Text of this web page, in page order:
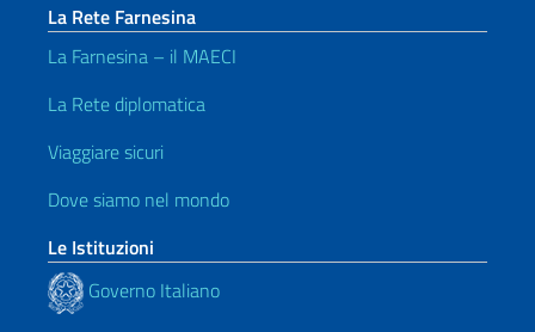
La Rete Farnesina
La Farnesina – il MAECI
La Rete diplomatica
Viaggiare sicuri
Dove siamo nel mondo
Le Istituzioni
Governo Italiano